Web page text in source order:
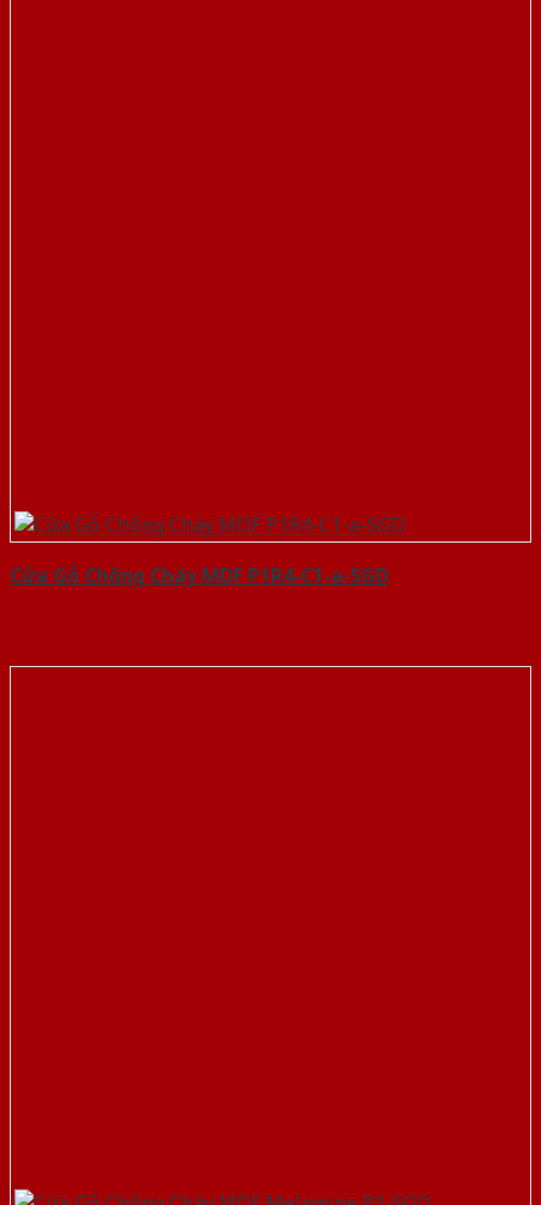
Cửa Gỗ Chống Cháy MDF P1R4-C1-a-SGD